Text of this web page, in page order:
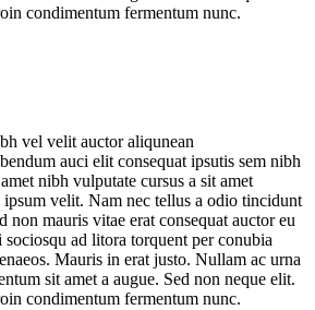
condimentum fermentum nunc.
vel velit auctor aliqunean
auci elit consequat ipsutis sem nibh
nibh vulputate cursus a sit amet
velit. Nam nec tellus a odio tincidunt
non mauris vitae erat consequat auctor eu
ad litora torquent per conubia
Mauris in erat justo. Nullam ac urna
sit amet a augue. Sed non neque elit.
condimentum fermentum nunc.